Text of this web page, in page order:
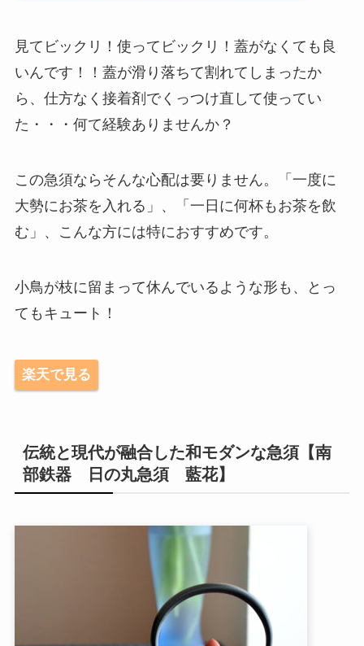
見てビックリ！使ってビックリ！蓋がなくても良
いんです！！蓋が滑り落ちて割れてしまったか
ら、仕方なく接着剤でくっつけ直して使ってい
た・・・何て経験ありませんか？
この急須ならそんな心配は要りません。「一度に
大勢にお茶を入れる」、「一日に何杯もお茶を飲
む」、こんな方には特におすすめです。
小鳥が枝に留まって休んでいるような形も、とっ
てもキュート！
楽天で見る
伝統と現代が融合した和モダンな急須【南
部鉄器 日の丸急須 藍花】